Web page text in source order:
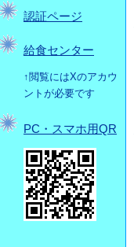
認証ページ
給食センター
↑閲覧にはXのアカウ
ントが必要です
PC・スマホ用QR